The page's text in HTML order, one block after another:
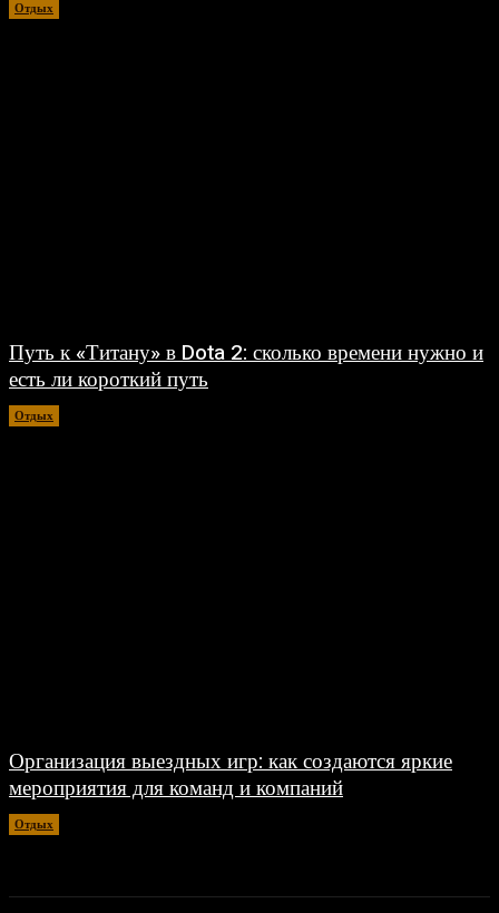
Отдых
Путь к «Титану» в Dota 2: сколько времени нужно и
есть ли короткий путь
Отдых
Организация выездных игр: как создаются яркие
мероприятия для команд и компаний
Отдых